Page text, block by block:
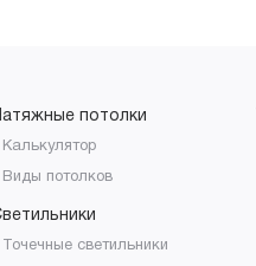
потолки
потолков
светильники